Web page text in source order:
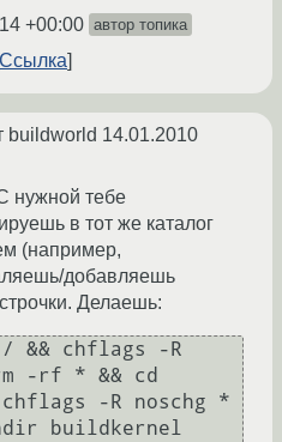
+00:00 автор топика
Ссылка
buildworld 14.01.2010
нужной тебе
в тот же каталог
(например,
добавляешь
Делаешь:
&& chflags -R
-rf * && cd
-R noschg *
buildkernel